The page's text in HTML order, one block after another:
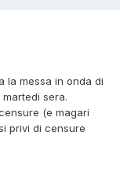
la messa in onda di
sera.
(e magari
privi di censure